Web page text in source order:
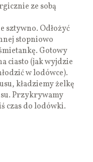
ze sobą
sztywno. Odłożyć
stopniowo
Gotowy
ciasto (jak wyjdzie
w lodówce).
kładziemy żelkę
Przykrywamy
czas do lodówki.